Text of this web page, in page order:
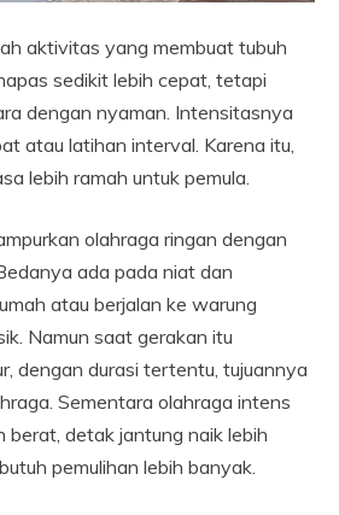
aktivitas yang membuat tubuh
sedikit lebih cepat, tetapi
dengan nyaman. Intensitasnya
atau latihan interval. Karena itu,
lebih ramah untuk pemula.
olahraga ringan dengan
ada pada niat dan
atau berjalan ke warung
Namun saat gerakan itu
dengan durasi tertentu, tujuannya
Sementara olahraga intens
berat, detak jantung naik lebih
pemulihan lebih banyak.